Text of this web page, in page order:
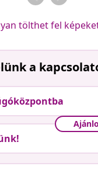
tölthet fel
a